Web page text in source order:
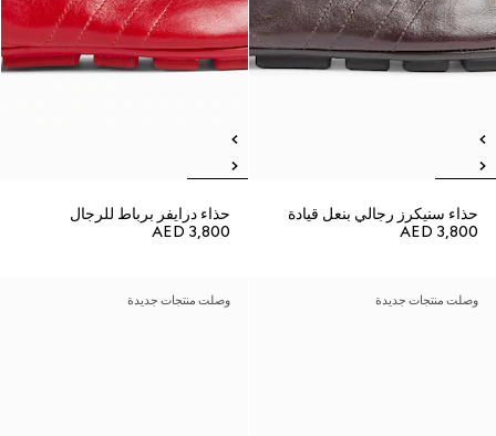
حذاء سنيكرز رجالي بنعل قيادة
AED 3,800
حذاء درايفر برباط للرجال
AED 3,800
وصلت منتجات جديدة وصلت منتجات جديدة